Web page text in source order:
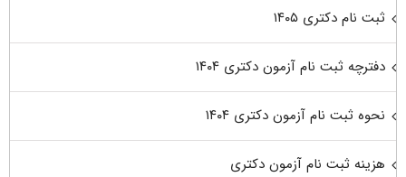
ثبت نام دکتری ۱۴۰۵
دفترچه ثبت نام آزمون دکتری ۱۴۰۴
نحوه ثبت نام آزمون دکتری ۱۴۰۴
هزینه ثبت نام آزمون دکتری